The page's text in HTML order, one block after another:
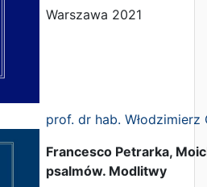
Warszawa 2021
prof. dr hab. Włodzimierz
Francesco Petrarka,
psalmów. Modlitwy